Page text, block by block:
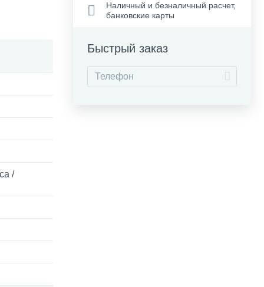
/
Наличный и безналичный расчет,
банковские карты
Быстрый заказ